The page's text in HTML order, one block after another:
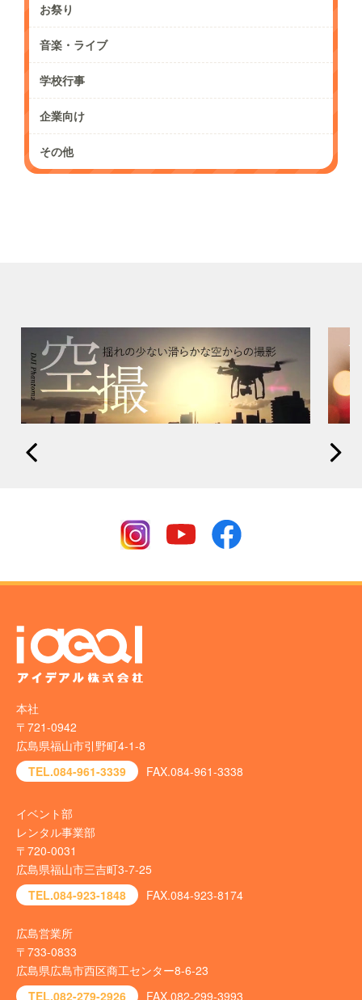
お祭り
音楽・ライブ
学校行事
企業向け
その他
本社
〒721-0942
広島県福山市引野町4-1-8
TEL.084-961-3339
FAX.084-961-3338
イベント部
レンタル事業部
〒720-0031
広島県福山市三吉町3-7-25
TEL.084-923-1848
FAX.084-923-8174
広島営業所
〒733-0833
広島県広島市西区商工センター8-6-23
TEL.082-279-2926
FAX.082-299-3993